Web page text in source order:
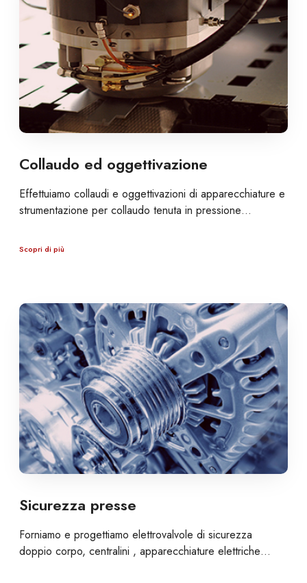
Collaudo ed oggettivazione
Effettuiamo collaudi e oggettivazioni di apparecchiature e
strumentazione per collaudo tenuta in pressione…
Scopri di più
Sicurezza presse
Forniamo e progettiamo elettrovalvole di sicurezza
doppio corpo, centralini , apparecchiature elettriche…